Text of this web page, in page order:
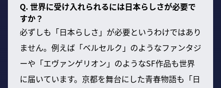
Q. 世界に受け入れられるには日本らしさが必要で
すか？
必ずしも「日本らしさ」が必要というわけではあり
ません。例えば「ベルセルク」のようなファンタジ
ーや「エヴァンゲリオン」のようなSF作品も世界
に届いています。京都を舞台にした青春物語も「日